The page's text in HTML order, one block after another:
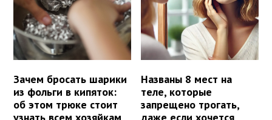
Зачем бросать шарики
из фольги в кипяток:
об этом трюке стоит
узнать всем хозяйкам
Названы 8 мест на
теле, которые
запрещено трогать,
даже если хочется